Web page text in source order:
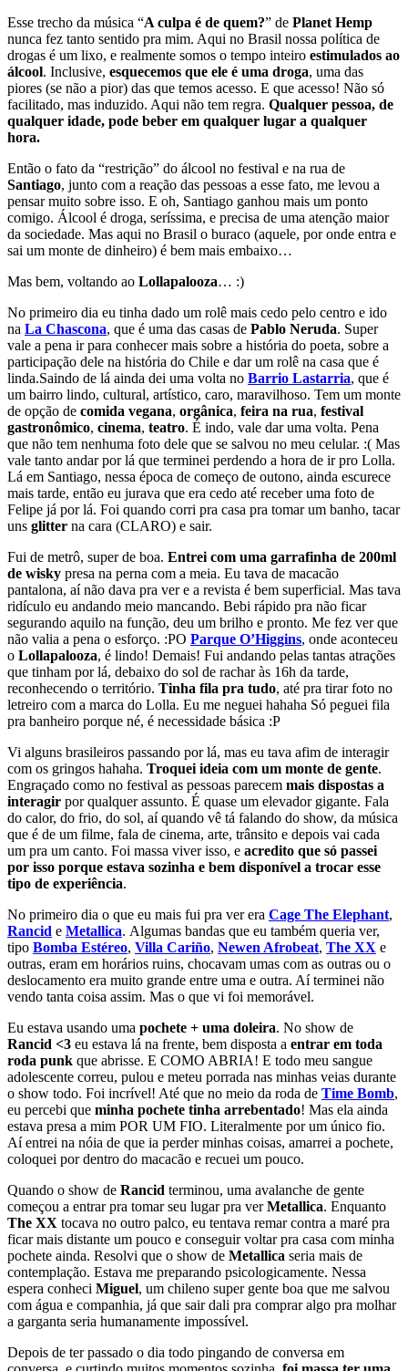
Esse trecho da música “A culpa é de quem?” de Planet Hemp
nunca fez tanto sentido pra mim. Aqui no Brasil nossa política de
drogas é um lixo, e realmente somos o tempo inteiro estimulados ao
álcool. Inclusive, esquecemos que ele é uma droga, uma das
piores (se não a pior) das que temos acesso. E que acesso! Não só
facilitado, mas induzido. Aqui não tem regra. Qualquer pessoa, de
qualquer idade, pode beber em qualquer lugar a qualquer
hora.
Então o fato da “restrição” do álcool no festival e na rua de
Santiago, junto com a reação das pessoas a esse fato, me levou a
pensar muito sobre isso. E oh, Santiago ganhou mais um ponto
comigo. Álcool é droga, seríssima, e precisa de uma atenção maior
da sociedade. Mas aqui no Brasil o buraco (aquele, por onde entra e
sai um monte de dinheiro) é bem mais embaixo…
Mas bem, voltando ao Lollapalooza… :)
No primeiro dia eu tinha dado um rolê mais cedo pelo centro e ido
na La Chascona, que é uma das casas de Pablo Neruda. Super
vale a pena ir para conhecer mais sobre a história do poeta, sobre a
participação dele na história do Chile e dar um rolê na casa que é
linda.Saindo de lá ainda dei uma volta no Barrio Lastarria, que é
um bairro lindo, cultural, artístico, caro, maravilhoso. Tem um monte
de opção de comida vegana, orgânica, feira na rua, festival
gastronômico, cinema, teatro. É indo, vale dar uma volta. Pena
que não tem nenhuma foto dele que se salvou no meu celular. :( Mas
vale tanto andar por lá que terminei perdendo a hora de ir pro Lolla.
Lá em Santiago, nessa época de começo de outono, ainda escurece
mais tarde, então eu jurava que era cedo até receber uma foto de
Felipe já por lá. Foi quando corri pra casa pra tomar um banho, tacar
uns glitter na cara (CLARO) e sair.
Fui de metrô, super de boa. Entrei com uma garrafinha de 200ml
de wisky presa na perna com a meia. Eu tava de macacão
pantalona, aí não dava pra ver e a revista é bem superficial. Mas tava
ridículo eu andando meio mancando. Bebi rápido pra não ficar
segurando aquilo na função, deu um brilho e pronto. Me fez ver que
não valia a pena o esforço. :PO Parque O’Higgins, onde aconteceu
o Lollapalooza, é lindo! Demais! Fui andando pelas tantas atrações
que tinham por lá, debaixo do sol de rachar às 16h da tarde,
reconhecendo o território. Tinha fila pra tudo, até pra tirar foto no
letreiro com a marca do Lolla. Eu me neguei hahaha Só peguei fila
pra banheiro porque né, é necessidade básica :P
Vi alguns brasileiros passando por lá, mas eu tava afim de interagir
com os gringos hahaha. Troquei ideia com um monte de gente.
Engraçado como no festival as pessoas parecem mais dispostas a
interagir por qualquer assunto. É quase um elevador gigante. Fala
do calor, do frio, do sol, aí quando vê tá falando do show, da música
que é de um filme, fala de cinema, arte, trânsito e depois vai cada
um pra um canto. Foi massa viver isso, e acredito que só passei
por isso porque estava sozinha e bem disponível a trocar esse
tipo de experiência.
No primeiro dia o que eu mais fui pra ver era Cage The Elephant,
Rancid e Metallica. Algumas bandas que eu também queria ver,
tipo Bomba Estéreo, Villa Cariño, Newen Afrobeat, The XX e
outras, eram em horários ruins, chocavam umas com as outras ou o
deslocamento era muito grande entre uma e outra. Aí terminei não
vendo tanta coisa assim. Mas o que vi foi memorável.
Eu estava usando uma pochete + uma doleira. No show de
Rancid <3 eu estava lá na frente, bem disposta a entrar em toda
roda punk que abrisse. E COMO ABRIA! E todo meu sangue
adolescente correu, pulou e meteu porrada nas minhas veias durante
o show todo. Foi incrível! Até que no meio da roda de Time Bomb,
eu percebi que minha pochete tinha arrebentado! Mas ela ainda
estava presa a mim POR UM FIO. Literalmente por um único fio.
Aí entrei na nóia de que ia perder minhas coisas, amarrei a pochete,
coloquei por dentro do macacão e recuei um pouco.
Quando o show de Rancid terminou, uma avalanche de gente
começou a entrar pra tomar seu lugar pra verMetallica. Enquanto
The XX tocava no outro palco, eu tentava remar contra a maré pra
ficar mais distante um pouco e conseguir voltar pra casa com minha
pochete ainda. Resolvi que o show de Metallica seria mais de
contemplação. Estava me preparando psicologicamente. Nessa
espera conheci Miguel, um chileno super gente boa que me salvou
com água e companhia, já que sair dali pra comprar algo pra molhar
a garganta seria humanamente impossível.
Depois de ter passado o dia todo pingando de conversa em